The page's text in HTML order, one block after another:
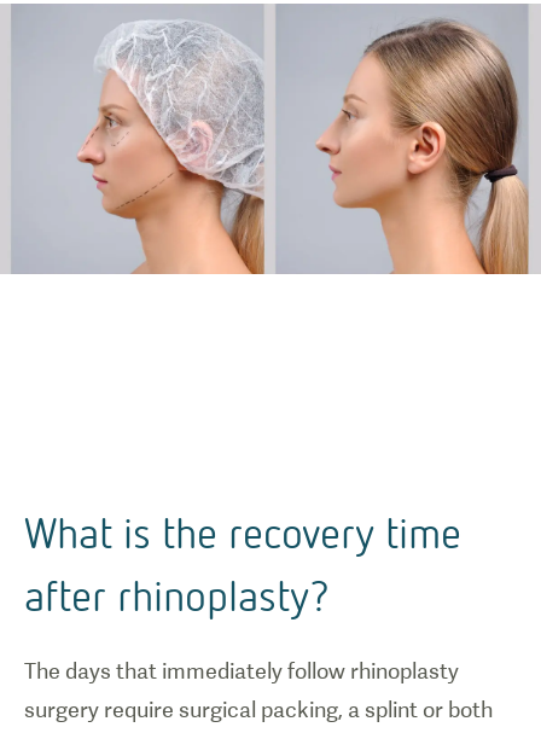
What is the recovery time
after rhinoplasty?
The days that immediately follow rhinoplasty
surgery require surgical packing, a splint or both